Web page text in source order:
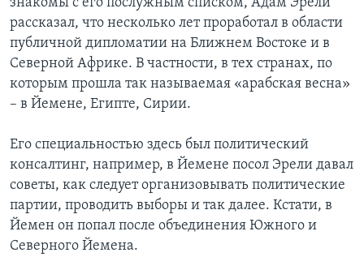
знакомы с его послужным списком, Адам Эрели
рассказал, что несколько лет проработал в области
публичной дипломатии на Ближнем Востоке и в
Северной Африке. В частности, в тех странах, по
которым прошла так называемая «арабская весна»
– в Йемене, Египте, Сирии.
Его специальностью здесь был политический
консалтинг, например, в Йемене посол Эрели давал
советы, как следует организовывать политические
партии, проводить выборы и так далее. Кстати, в
Йемен он попал после объединения Южного и
Северного Йемена.